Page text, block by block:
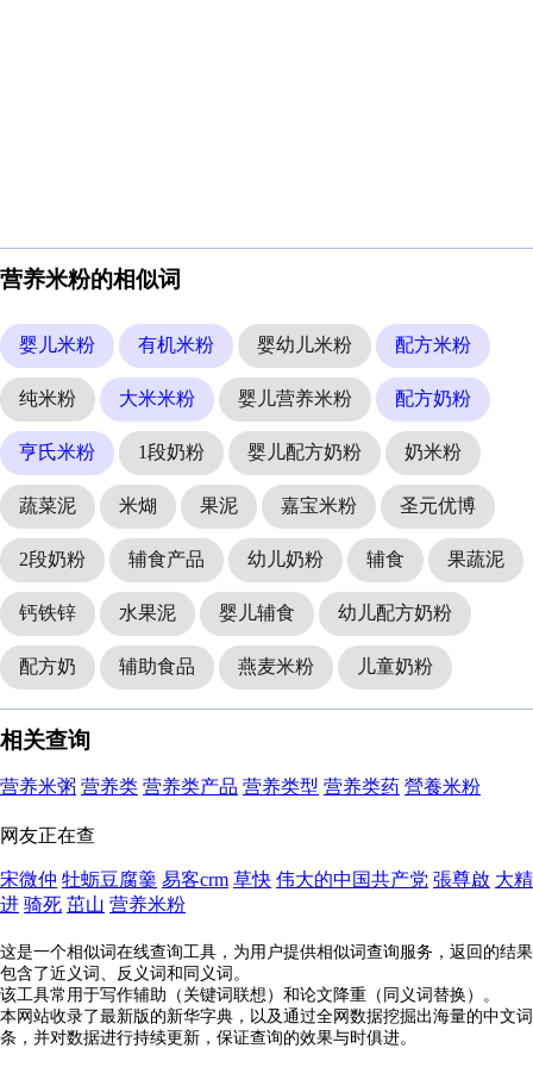
营养米粉的相似词
婴儿米粉 有机米粉 婴幼儿米粉 配方米粉
纯米粉 大米米粉 婴儿营养米粉 配方奶粉
亨氏米粉 1段奶粉 婴儿配方奶粉 奶米粉
蔬菜泥 米煳 果泥 嘉宝米粉 圣元优博
2段奶粉 辅食产品 幼儿奶粉 辅食 果蔬泥
钙铁锌 水果泥 婴儿辅食 幼儿配方奶粉
配方奶 辅助食品 燕麦米粉 儿童奶粉
相关查询
营养米粥 营养类 营养类产品 营养类型 营养类药 營養米粉
网友正在查
宋微仲 牡蛎豆腐羹 易客crm 草快 伟大的中国共产党 張尊啟 大精
进 骑死 茁山 营养米粉
这是一个相似词在线查询工具，为用户提供相似词查询服务，返回的结果
包含了近义词、反义词和同义词。
该工具常用于写作辅助（关键词联想）和论文降重（同义词替换）。
本网站收录了最新版的新华字典，以及通过全网数据挖掘出海量的中文词
条，并对数据进行持续更新，保证查询的效果与时俱进。